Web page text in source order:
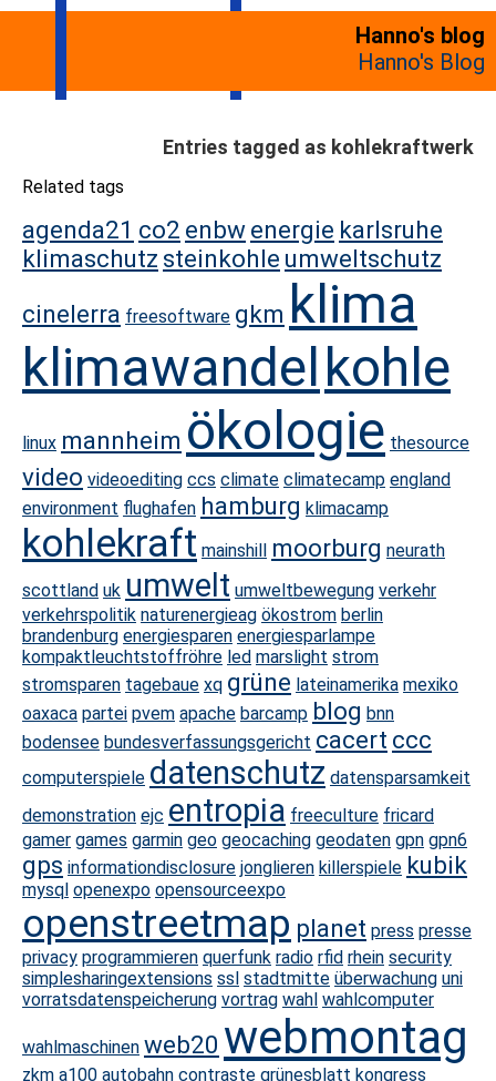
Hanno's blog
Hanno's Blog
Entries tagged as kohlekraftwerk
Related tags
agenda21 co2 enbwenergie karlsruhe
klimaschutz steinkohle umweltschutz
cinelerra freesoftware gkm klima
klimawandelkohle
linux mannheim ökologie thesource
video videoediting ccs climate climatecamp england
environment flughafen hamburg klimacamp
kohlekraft mainshill moorburg neurath
scottland uk umwelt umweltbewegung verkehr
verkehrspolitik naturenergieag ökostrom berlin
brandenburg energiesparen energiesparlampe
kompaktleuchtstoffröhre led marslight strom
stromsparen tagebaue xq grüne lateinamerika mexiko
oaxaca partei pvem apache barcamp blog bnn
bodensee bundesverfassungsgericht cacert ccc
computerspiele datenschutz datensparsamkeit
demonstration ejc entropia freeculture fricard
gamer games garmin geo geocaching geodaten gpn gpn6
gps informationdisclosure jonglieren killerspiele kubik
mysql openexpo opensourceexpo
openstreetmap planet press presse
privacy programmieren querfunk radio rfid rhein security
simplesharingextensions ssl stadtmitte überwachung uni
vorratsdatenspeicherung vortrag wahl wahlcomputer
wahlmaschinen web20 webmontag
zkm a100 autobahn contraste grünesblatt kongress